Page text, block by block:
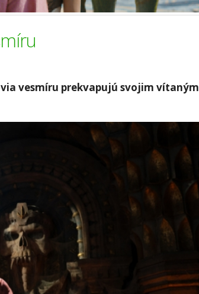
vesmíru prekvapujú svojim vítaným